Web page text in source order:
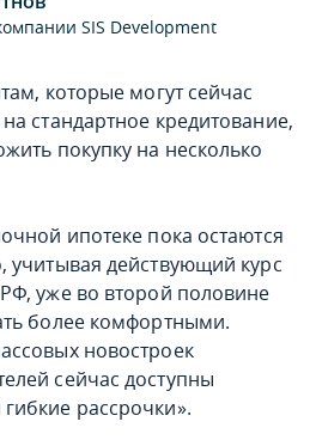
SIS Development
которые могут сейчас
стандартное кредитование,
покупку на несколько
ипотеке пока остаются
учитывая действующий курс
уже во второй половине
более комфортными.
новостроек
сейчас доступны
рассрочки».